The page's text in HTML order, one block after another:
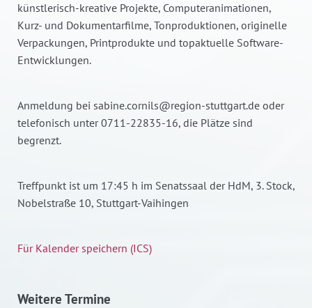
künstlerisch-kreative Projekte, Computeranimationen,
Kurz- und Dokumentarfilme, Tonproduktionen, originelle
Verpackungen, Printprodukte und topaktuelle Software-
Entwicklungen.
Anmeldung bei sabine.cornils@region-stuttgart.de oder
telefonisch unter 0711-22835-16, die Plätze sind
begrenzt.
Treffpunkt ist um 17:45 h im Senatssaal der HdM, 3. Stock,
Nobelstraße 10, Stuttgart-Vaihingen
Für Kalender speichern (ICS)
Weitere Termine